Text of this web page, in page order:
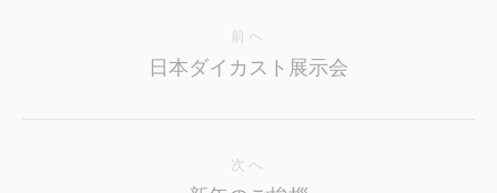
前へ
日本ダイカスト展示会
次へ